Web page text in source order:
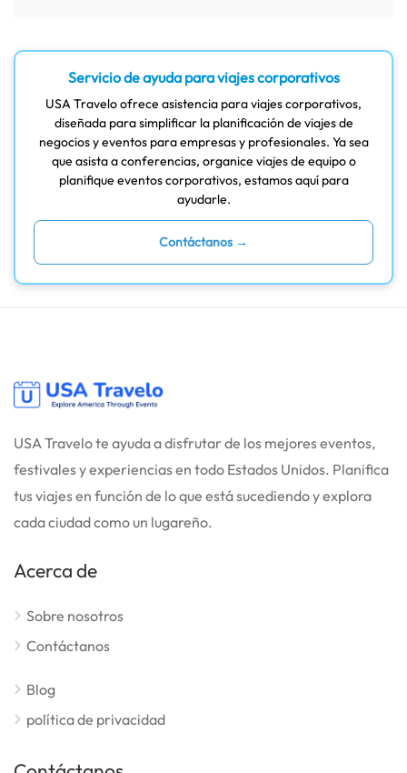
Servicio de ayuda para viajes corporativos
USA Travelo ofrece asistencia para viajes corporativos,
diseñada para simplificar la planificación de viajes de
negocios y eventos para empresas y profesionales. Ya sea
que asista a conferencias, organice viajes de equipo o
planifique eventos corporativos, estamos aquí para
ayudarle.
Contáctanos →
USA Travelo te ayuda a disfrutar de los mejores eventos,
festivales y experiencias en todo Estados Unidos. Planifica
tus viajes en función de lo que está sucediendo y explora
cada ciudad como un lugareño.
Acerca de
Sobre nosotros
Contáctanos
Blog
política de privacidad